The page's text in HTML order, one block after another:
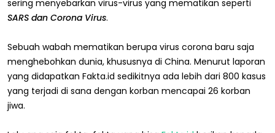
sering menyebarkan virus-virus yang mematikan seperti
SARS dan Corona Virus.
Sebuah wabah mematikan berupa virus corona baru saja
menghebohkan dunia, khususnya di China. Menurut laporan
yang didapatkan Fakta.id sedikitnya ada lebih dari 800 kasus
yang terjadi di sana dengan korban mencapai 26 korban
jiwa.